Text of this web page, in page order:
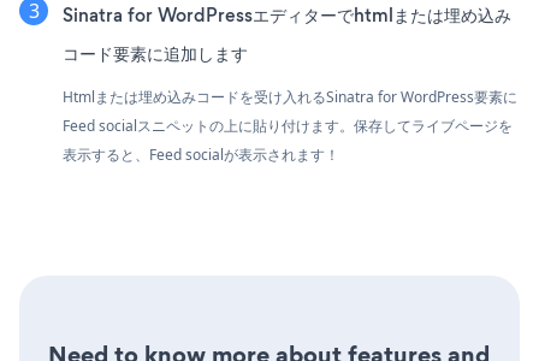
Sinatra for WordPressエディターでhtmlまたは埋め込み
コード要素に追加します
Htmlまたは埋め込みコードを受け入れるSinatra for WordPress要素に
Feed socialスニペットの上に貼り付けます。保存してライブページを
表示すると、Feed socialが表示されます！